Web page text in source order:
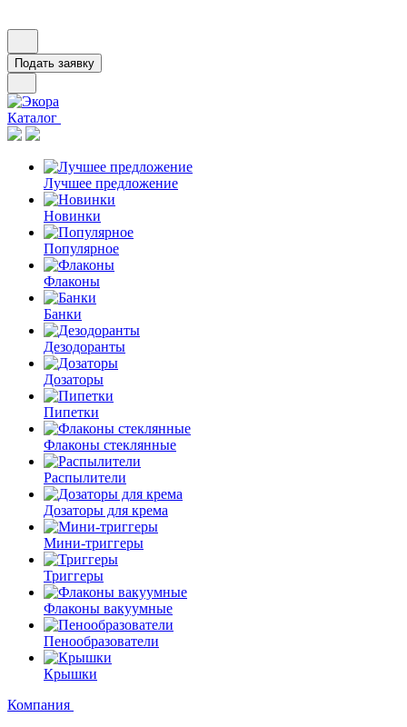
Подать заявку
Каталог
Лучшее предложение
Новинки
Популярное
Флаконы
Банки
Дезодоранты
Дозаторы
Пипетки
Флаконы стеклянные
Распылители
Дозаторы для крема
Мини-триггеры
Триггеры
Флаконы вакуумные
Пенообразователи
Крышки
Компания